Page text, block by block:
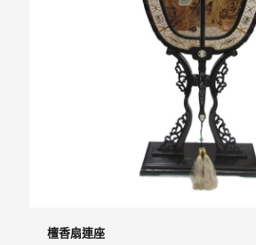
檀香扇連座